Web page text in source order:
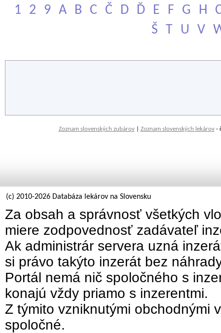
1 2 9 A B C Č D Ď E F G H
Š
T U V
Zoznam slovenských zubárov| Zoznam slovenských lekárov-
(c) 2010-2026 Databáza lekárov na Slovensku
Za obsah a správnosť všetkých
miere zodpovednosť zadávateľ
Ak administrár servera uzná
si právo takýto inzerát bez
Portál nemá nič spoločného s
konajú vždy priamo s inzerentmi.
Z týmito vzniknutými obchodnými
spoločné.